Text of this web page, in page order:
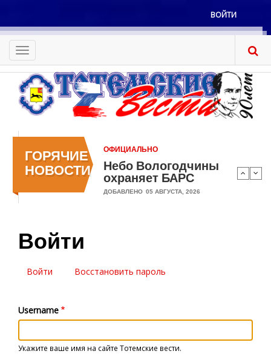
основному
содержанию
Меню
учётной
записи
пользователя
ВОЙТИ
Toggle
navigation
ГОРЯЧИЕ
НОВОСТИ
ОФИЦИАЛЬНО
Небо Вологодчины
охраняет БАРС
ДОБАВЛЕНО 05 АВГУСТА, 2026
Войти
вкладки
Войти (активнаяВосстановить пароль
Username
Укажите ваше имя на сайте Тотемские вести.